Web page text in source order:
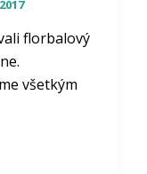
florbalový
všetkým